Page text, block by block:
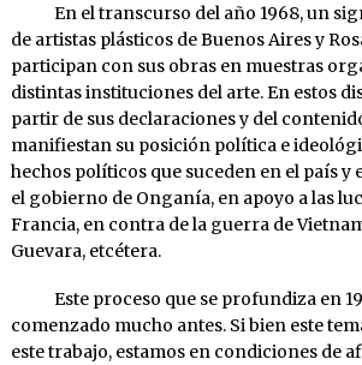
En el transcurso del año 1968, un
de artistas plásticos de Buenos Aires y
participan con sus obras en muestras
distintas instituciones del arte. En estos
partir de sus declaraciones y del
manifiestan su posición política e
hechos políticos que suceden en el país y
el gobierno de Onganía, en apoyo a las
Francia, en contra de la guerra de
Guevara, etcétera.
Este proceso que se profundiza en
comenzado mucho antes. Si bien este
este trabajo, estamos en condiciones de